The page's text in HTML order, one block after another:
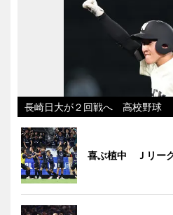
長崎日大が２回戦へ 高校野球
喜ぶ植中 Ｊリー